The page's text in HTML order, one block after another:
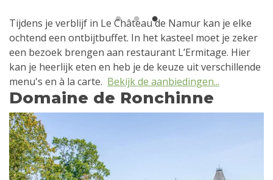
1 2 3
Tijdens je verblijf in Le Château de Namur kan je elke
ochtend een ontbijtbuffet. In het kasteel moet je zeker
een bezoek brengen aan restaurant L’Ermitage. Hier
kan je heerlijk eten en heb je de keuze uit verschillende
menu's en à la carte. Bekijk de aanbiedingen...
Domaine de Ronchinne